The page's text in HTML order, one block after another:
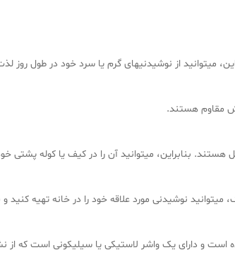
میتوانید از نوشیدنیهای گرم یا سرد خود در طول روز
مقاوم هستند.
بنابراین، میتوانید آن را در کیف یا کوله پشتی
میتوانید نوشیدنی مورد علاقه خود را در خانه تهیه کنید
و دارای یک واشر لاستیکی یا سیلیکونی است که از